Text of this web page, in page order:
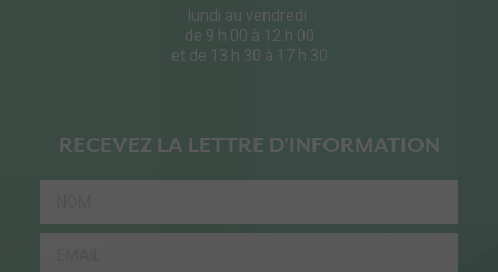
lundi au vendredi
de 9 h 00 à 12 h 00
et de 13 h 30 à 17 h 30
RECEVEZ LA LETTRE D'INFORMATION